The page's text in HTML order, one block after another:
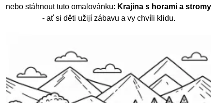
nebo stáhnout tuto omalovánku: Krajina s horami a stromy
- ať si děti užijí zábavu a vy chvíli klidu.